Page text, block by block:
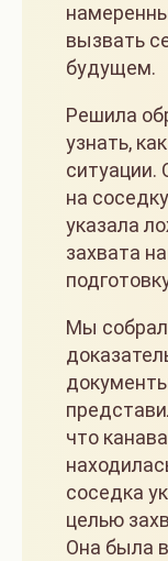
вызвать
будущем.
Решила
узнать,
ситуации.
на
указала
захвата
Мы
что
соседка
целью
Она была